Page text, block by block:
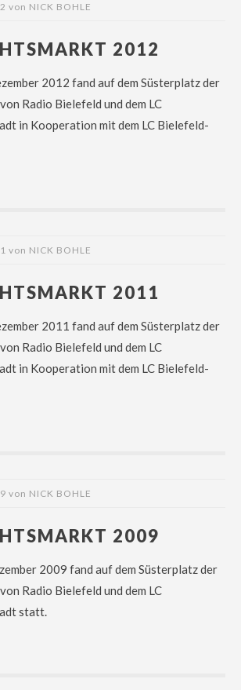
von NICK BOHLE
2012
2012 fand auf dem Süsterplatz der
Radio Bielefeld und dem LC
in Kooperation mit dem LC Bielefeld-
von NICK BOHLE
2011
2011 fand auf dem Süsterplatz der
Radio Bielefeld und dem LC
in Kooperation mit dem LC Bielefeld-
von NICK BOHLE
2009
2009 fand auf dem Süsterplatz der
Radio Bielefeld und dem LC
statt.